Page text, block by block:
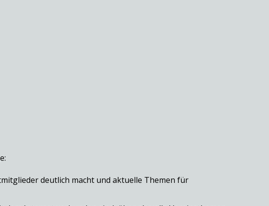
deutlich macht und aktuelle Themen für